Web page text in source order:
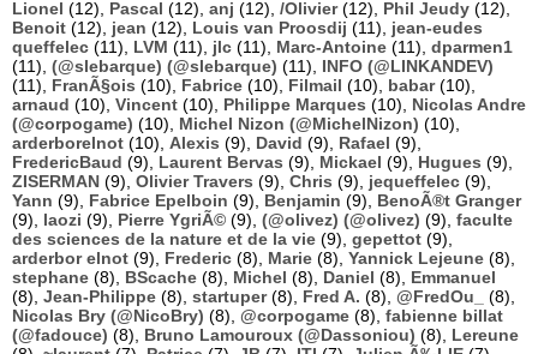
Lionel (12), Pascal (12), anj (12), /Olivier(12), Phil Jeudy (12),
Benoit (12), jean (12), Louis van Proosdij (11), jean-eudes
queffelec (11), LVM (11), jlc (11), Marc-Antoine (11), dparmen1
(11), (@slebarque) (@slebarque) (11), INFO (@LINKANDEV)
(11), FranÃ§ois (10), Fabrice (10), Filmail (10), babar(10),
arnaud (10), Vincent (10), Philippe Marques (10), Nicolas Andre
(@corpogame) (10), Michel Nizon (@MichelNizon) (10),
arderborelnot (10), Alexis (9), David (9), Rafael (9),
FredericBaud (9), Laurent Bervas (9), Mickael (9), Hugues (9),
ZISERMAN (9), Olivier Travers (9), Chris (9), jequeffelec (9),
Yann (9), Fabrice Epelboin (9), Benjamin (9), BenoÃ®t Granger
(9), laozi (9), Pierre YgriÃ© (9), (@olivez) (@olivez) (9), faculte
des sciences de la nature et de la vie (9), gepettot (9),
arderbor elnot (9), Frederic (8), Marie (8), Yannick Lejeune (8),
stephane (8), BScache (8), Michel (8), Daniel (8), Emmanuel
(8), Jean-Philippe (8), startuper(8), Fred A. (8), @FredOu_
(8),
Nicolas Bry (@NicoBry) (8), @corpogame (8), fabienne billat
(@fadouce) (8), Bruno Lamouroux (@Dassoniou) (8), Lereune